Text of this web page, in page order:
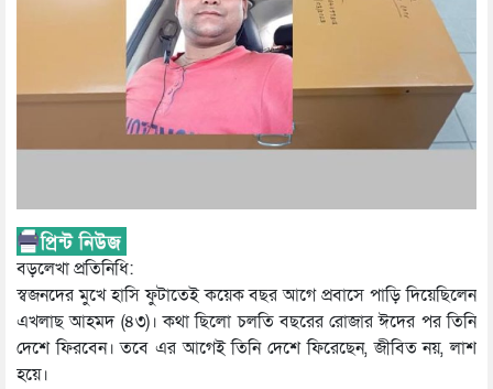
বড়লেখা প্রতিনিধি:
স্বজনদের মুখে হাসি ফুটাতেই কয়েক বছর আগে প্রবাসে পাড়ি দিয়েছিলেন
এখলাছ আহমদ (৪৩)। কথা ছিলো চলতি বছরের রোজার ঈদের পর তিনি
দেশে ফিরবেন। তবে এর আগেই তিনি দেশে ফিরেছেন, জীবিত নয়, লাশ
হয়ে।